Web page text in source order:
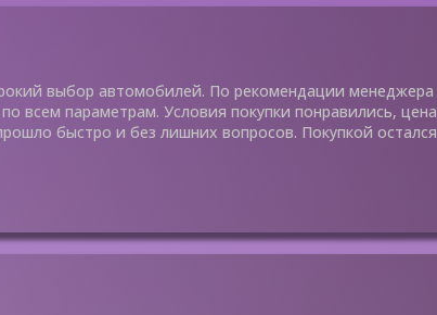
выбор автомобилей. По рекомендации менеджера
всем параметрам. Условия покупки понравились, цена
быстро и без лишних вопросов. Покупкой остался